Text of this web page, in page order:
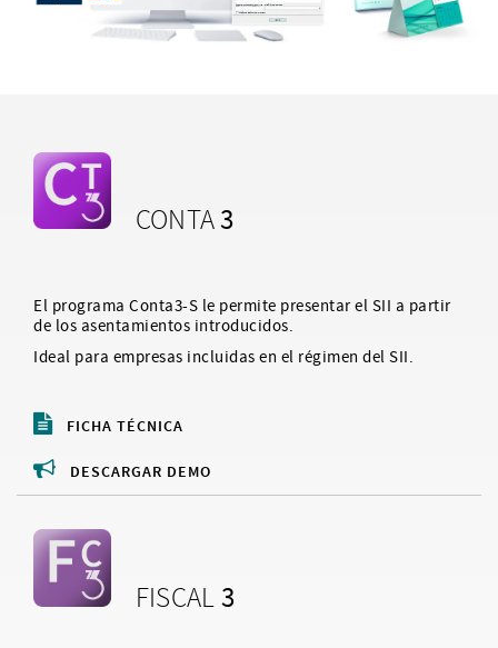
CONTA3
El programa Conta3-S le permite presentar el SII a partir
de los asentamientos introducidos.
Ideal para empresas incluidas en el régimen del SII.
FICHA TÉCNICA
DESCARGAR DEMO
FISCAL3